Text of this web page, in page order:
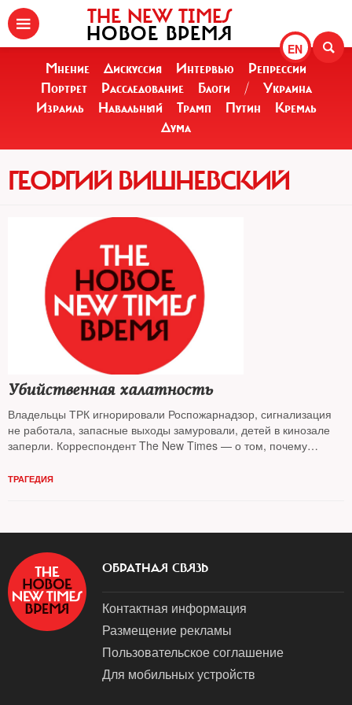
EN
THE NEW TIMES
НОВОЕ ВРЕМЯ
Мнение Дискуссия Интервью
Репрессии
Портрет
Расследование Блоги /
Украина
Израиль
Навальный Трамп Путин
Кремль
Дума
ГЕОРГИЙ ВИШНЕВСКИЙ
Убийственная халатность
Владельцы ТРК игнорировали Роспожарнадзор, сигнализация
не работала, запасные выходы замуровали, детей в кинозале
заперли. Корреспондент The New Times — о том, почему
ТРАГЕДИЯ
ОБРАТНАЯ СВЯЗЬ
Контактная информация
Размещение рекламы
Пользовательское соглашение
Для мобильных устройств